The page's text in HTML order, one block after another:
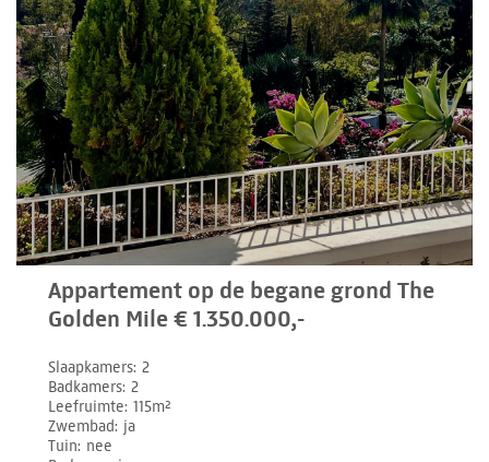
Appartement op de begane grond The
Golden Mile € 1.350.000,-
Slaapkamers 2
Badkamers 2
Leefruimte 115m²
Zwembad ja
Tuin nee